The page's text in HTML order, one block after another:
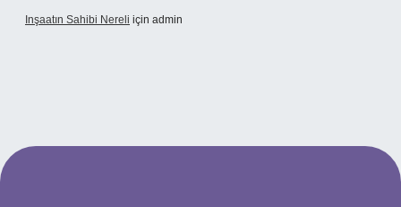
Inşaatın Sahibi Nereli için admin